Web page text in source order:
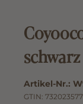
Artikel-Nr.:
GTIN: